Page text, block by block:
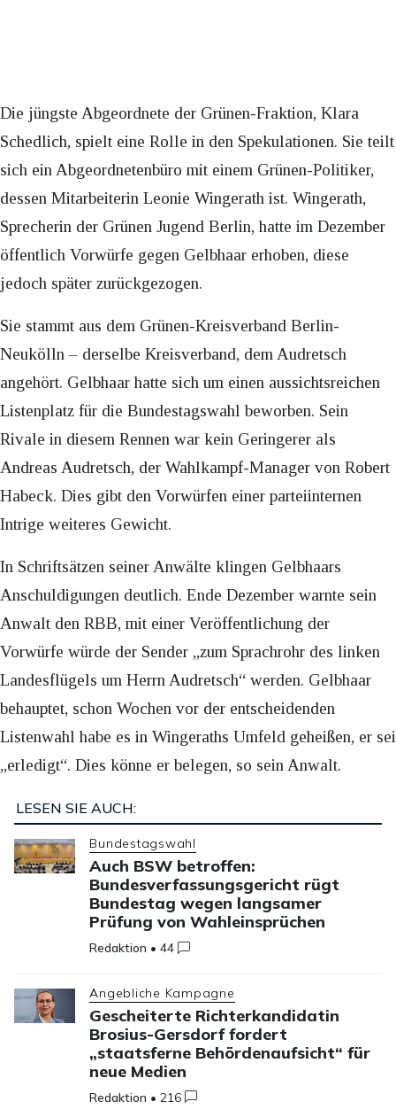
Die jüngste Abgeordnete der Grünen-Fraktion, Klara
Schedlich, spielt eine Rolle in den Spekulationen. Sie teilt
sich ein Abgeordnetenbüro mit einem Grünen-Politiker,
dessen Mitarbeiterin Leonie Wingerath ist. Wingerath,
Sprecherin der Grünen Jugend Berlin, hatte im Dezember
öffentlich Vorwürfe gegen Gelbhaar erhoben, diese
jedoch später zurückgezogen.
Sie stammt aus dem Grünen-Kreisverband Berlin-
Neukölln – derselbe Kreisverband, dem Audretsch
angehört. Gelbhaar hatte sich um einen aussichtsreichen
Listenplatz für die Bundestagswahl beworben. Sein
Rivale in diesem Rennen war kein Geringerer als
Andreas Audretsch, der Wahlkampf-Manager von Robert
Habeck. Dies gibt den Vorwürfen einer parteiinternen
Intrige weiteres Gewicht.
In Schriftsätzen seiner Anwälte klingen Gelbhaars
Anschuldigungen deutlich. Ende Dezember warnte sein
Anwalt den RBB, mit einer Veröffentlichung der
Vorwürfe würde der Sender „zum Sprachrohr des linken
Landesflügels um Herrn Audretsch“ werden. Gelbhaar
behauptet, schon Wochen vor der entscheidenden
Listenwahl habe es in Wingeraths Umfeld geheißen, er sei
„erledigt“. Dies könne er belegen, so sein Anwalt.
LESEN SIE AUCH:
Bundestagswahl
Auch BSW betroffen:
Bundesverfassungsgericht rügt
Bundestag wegen langsamer
Prüfung von Wahleinsprüchen
Redaktion •44
Angebliche Kampagne
Gescheiterte Richterkandidatin
Brosius-Gersdorf fordert
„staatsferne Behördenaufsicht“ für
neue Medien
Redaktion •216